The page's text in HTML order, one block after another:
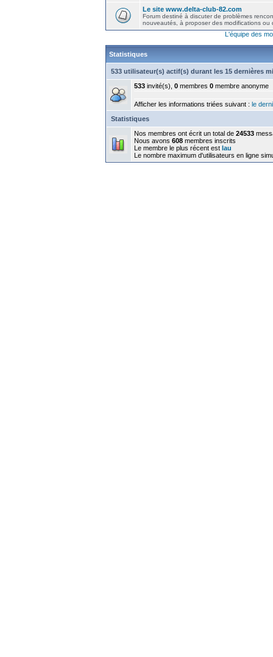
Le site www.delta-club-82.com
Forum destiné à discuter de problèmes
nouveautés, à proposer des modifications ou
L'équipe des
Statistiques
533 utilisateur(s) actif(s) durant les 15 dernières
533 invité(s), 0 membres 0 membre anonyme
Afficher les informations triées suivant : le
Statistiques
Nos membres ont écrit un total de 24533
Nous avons 608 membres inscrits
Le membre le plus récent est lau
Le nombre maximum d'utilisateurs en ligne